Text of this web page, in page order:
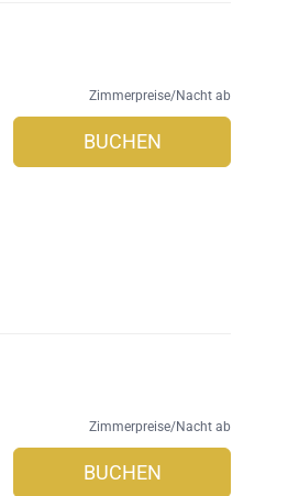
Zimmerpreise/Nacht ab
BUCHEN
Zimmerpreise/Nacht ab
BUCHEN